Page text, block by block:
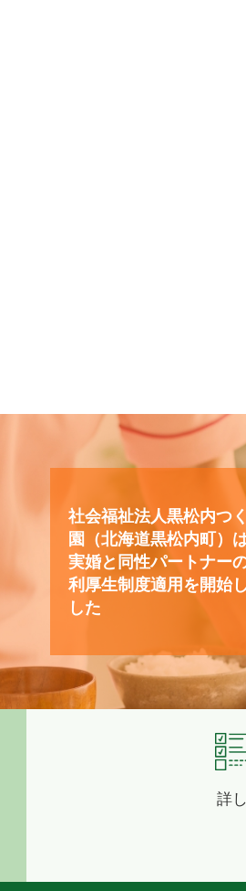
社会福祉法人黒松内つ
園（北海道黒松内町）
実婚と同性パートナー
利厚生制度適用を開始
した
詳